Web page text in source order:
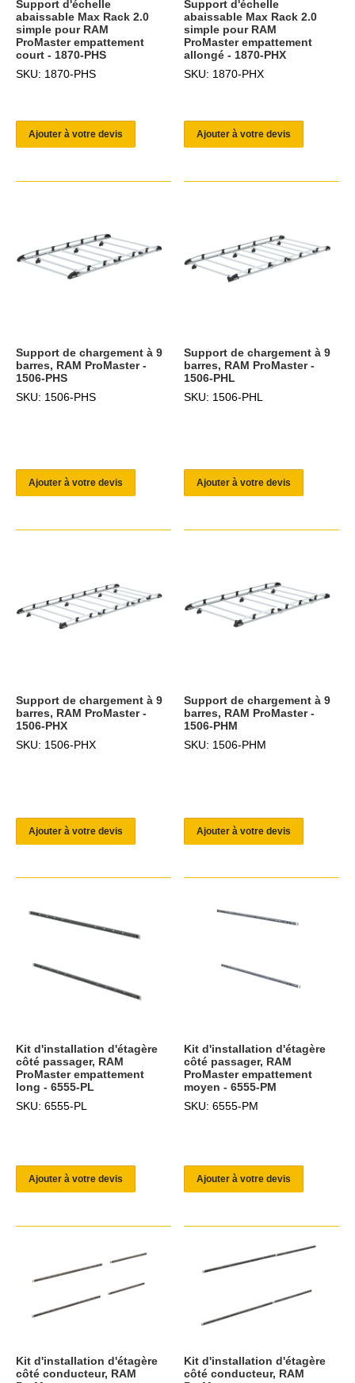
Support d'échelle
abaissable Max Rack 2.0
simple pour RAM
ProMaster empattement
court - 1870-PHS
SKU: 1870-PHS
Ajouter à votre devis
Support d'échelle
abaissable Max Rack 2.0
simple pour RAM
ProMaster empattement
allongé - 1870-PHX
SKU: 1870-PHX
Ajouter à votre devis
Support de chargement à 9
barres, RAM ProMaster -
1506-PHS
SKU: 1506-PHS
Ajouter à votre devis
Support de chargement à 9
barres, RAM ProMaster -
1506-PHL
SKU: 1506-PHL
Ajouter à votre devis
Support de chargement à 9
barres, RAM ProMaster -
1506-PHX
SKU: 1506-PHX
Ajouter à votre devis
Support de chargement à 9
barres, RAM ProMaster -
1506-PHM
SKU: 1506-PHM
Ajouter à votre devis
Kit d'installation d'étagère
côté passager, RAM
ProMaster empattement
long - 6555-PL
SKU: 6555-PL
Ajouter à votre devis
Kit d'installation d'étagère
côté passager, RAM
ProMaster empattement
moyen - 6555-PM
SKU: 6555-PM
Ajouter à votre devis
Kit d'installation d'étagère
côté conducteur, RAM
Kit d'installation d'étagère
côté conducteur, RAM